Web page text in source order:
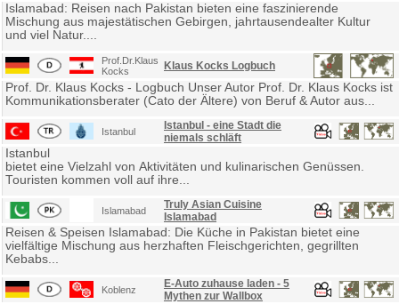
Islamabad: Reisen nach Pakistan bieten eine faszinierende
Mischung aus majestätischen Gebirgen, jahrtausendealter Kultur
und viel Natur....
Prof.Dr.Klaus
Kocks
Klaus Kocks Logbuch
Prof. Dr. Klaus Kocks - Logbuch Unser Autor Prof. Dr. Klaus Kocks ist
Kommunikationsberater (Cato der Ältere) von Beruf & Autor aus...
Istanbul
Istanbul - eine Stadt die
niemals schläft
Istanbul
bietet eine Vielzahl von Aktivitäten und kulinarischen Genüssen.
Touristen kommen voll auf ihre...
Islamabad
Truly Asian Cuisine
Islamabad
Reisen & Speisen Islamabad: Die Küche in Pakistan bietet eine
vielfältige Mischung aus herzhaften Fleischgerichten, gegrillten
Kebabs...
Koblenz
E-Auto zuhause laden - 5
Mythen zur Wallbox